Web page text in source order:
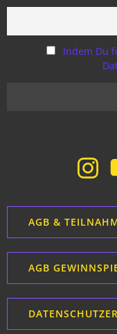
Indem Du
AGB &
AGB